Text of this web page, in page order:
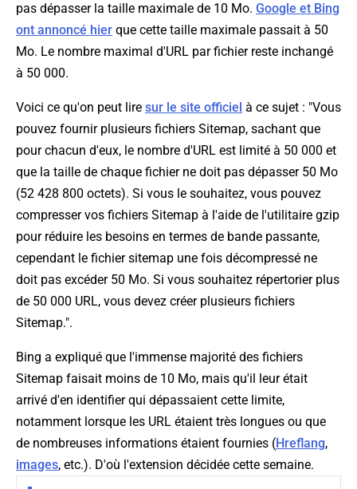
pas dépasser la taille maximale de 10 Mo. Google et Bing
ont annoncé hier que cette taille maximale passait à 50
Mo. Le nombre maximal d'URL par fichier reste inchangé
à 50 000.
Voici ce qu'on peut lire sur le site officiel à ce sujet : "Vous
pouvez fournir plusieurs fichiers Sitemap, sachant que
pour chacun d'eux, le nombre d'URL est limité à 50 000 et
que la taille de chaque fichier ne doit pas dépasser 50 Mo
(52 428 800 octets). Si vous le souhaitez, vous pouvez
compresser vos fichiers Sitemap à l'aide de l'utilitaire gzip
pour réduire les besoins en termes de bande passante,
cependant le fichier sitemap une fois décompressé ne
doit pas excéder 50 Mo. Si vous souhaitez répertorier plus
de 50 000 URL, vous devez créer plusieurs fichiers
Sitemap.".
Bing a expliqué que l'immense majorité des fichiers
Sitemap faisait moins de 10 Mo, mais qu'il leur était
arrivé d'en identifier qui dépassaient cette limite,
notamment lorsque les URL étaient très longues ou que
de nombreuses informations étaient fournies (Hreflang,
images, etc.). D'où l'extension décidée cette semaine.